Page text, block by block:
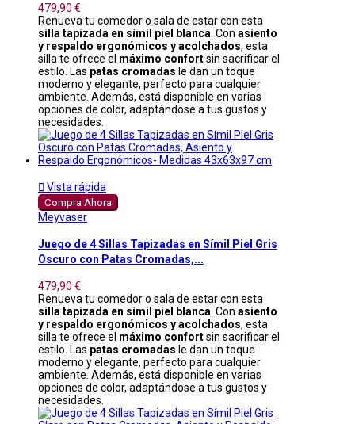
479,90 €
Renueva tu comedor o sala de estar con esta
silla tapizada en símil piel blanca . Con asiento
y respaldo ergonómicos y acolchados, esta
silla te ofrece el máximo confortsin sacrificar el
estilo. Las patas cromadas le dan un toque
moderno y elegante, perfecto para cualquier
ambiente. Además, está disponible en varias
opciones de color, adaptándose a tus gustos y
necesidades.
 Vista rápida
Compra Ahora
Meyvaser
Juego de 4 Sillas Tapizadas en Símil Piel Gris
Oscuro con Patas Cromadas,...
479,90 €
Renueva tu comedor o sala de estar con esta
silla tapizada en símil piel blanca . Con asiento
y respaldo ergonómicos y acolchados, esta
silla te ofrece el máximo confortsin sacrificar el
estilo. Las patas cromadas le dan un toque
moderno y elegante, perfecto para cualquier
ambiente. Además, está disponible en varias
opciones de color, adaptándose a tus gustos y
necesidades.